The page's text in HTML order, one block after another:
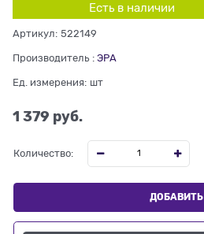
Есть в наличии
Артикул: 522149
Производитель : ЭРА
Ед. измерения: шт
1 379 руб.
Количество:
ДОБАВИТЬ